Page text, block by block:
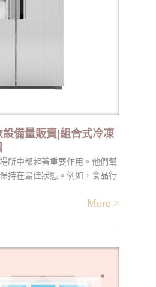
備量販賣|組合式冷凍
所中都起著重要作用。他們幫
持在最佳狀態。例如，食品行
儲易腐產品以保持新鮮度。組
估價製藥行業還發現，必須使用
More >